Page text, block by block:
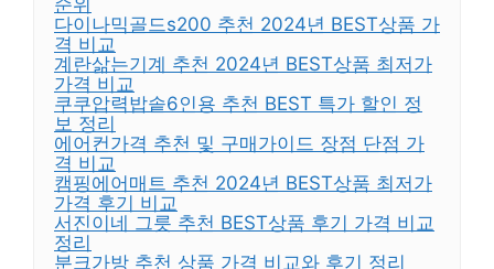
순위
다이나믹골드s200 추천 2024년 BEST상품 가
격 비교
계란삶는기계 추천 2024년 BEST상품 최저가
가격 비교
쿠쿠압력밥솥6인용 추천 BEST 특가 할인 정
보 정리
에어컨가격 추천 및 구매가이드 장점 단점 가
격 비교
캠핑에어매트 추천 2024년 BEST상품 최저가
가격 후기 비교
서진이네 그릇 추천 BEST상품 후기 가격 비교
정리
분크가방 추천 상품 가격 비교와 후기 정리